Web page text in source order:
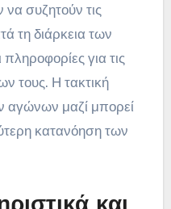
συζητούν τις
τη διάρκεια των
για τις
τους. Η τακτική
αγώνων μαζί μπορεί
κατανόηση των